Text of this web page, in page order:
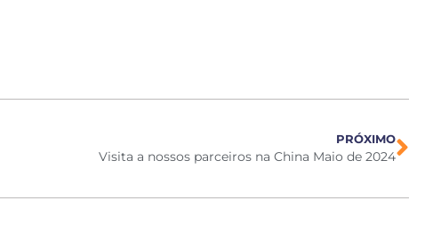
PRÓXIMO
Visita a nossos parceiros na China Maio de 2024